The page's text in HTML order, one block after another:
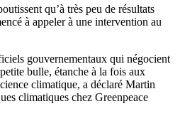
qu’à très peu de résultats
à appeler à une intervention au
gouvernementaux qui négocient
bulle, étanche à la fois aux
climatique, a déclaré Martin
climatiques chez Greenpeace